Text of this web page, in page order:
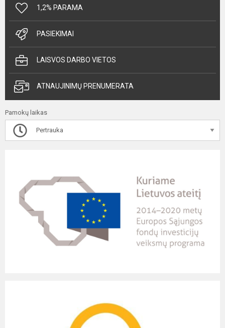
1,2% PARAMA
PASIEKIMAI
LAISVOS DARBO VIETOS
ATNAUJINIMŲ PRENUMERATA
Pamokų laikas
Pertrauka